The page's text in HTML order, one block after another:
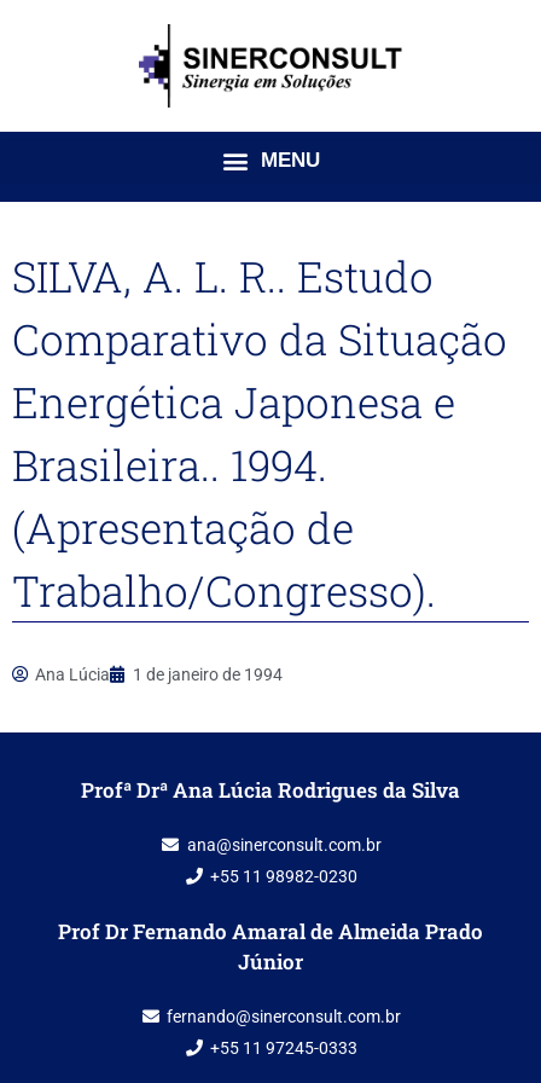
SILVA, A. L. R.. Estudo
Comparativo da Situação
Energética Japonesa e
Brasileira.. 1994.
(Apresentação de
Trabalho/Congresso).
Ana Lúcia 1 de janeiro de 1994
Profª Drª Ana Lúcia Rodrigues da Silva
ana@sinerconsult.com.br
+55 11 98982-0230
Prof Dr Fernando Amaral de Almeida Prado
Júnior
fernando@sinerconsult.com.br
+55 11 97245-0333